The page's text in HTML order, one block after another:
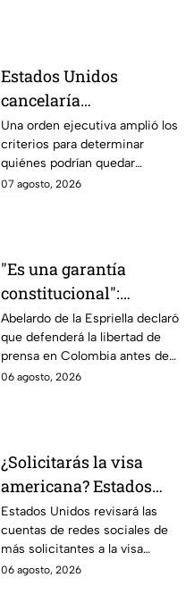
Estados Unidos
cancelaría
nacionalidad por
nacimiento del líder
del CJNG
Una orden ejecutiva amplió los
criterios para determinar
quiénes podrían quedar
excluidos de la nacionalidad
07 agosto, 2026
"Es una garantía
constitucional":
Abelardo de la
Espriella promete
defender la libertad de
prensa en Colombia
Abelardo de la Espriella declaró
que defenderá la libertad de
prensa en Colombia antes de
asumir su cargo como
06 agosto, 2026
¿Solicitarás la visa
americana? Estados
Unidos revisará las
redes sociales de estos
solicitantes
Estados Unidos revisará las
cuentas de redes sociales de
más solicitantes a la visa
americana.
06 agosto, 2026